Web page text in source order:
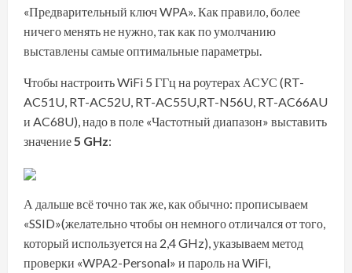
«Предварительный ключ WPA». Как правило, более
ничего менять не нужно, так как по умолчанию
выставлены самые оптимальные параметры.
Чтобы настроить WiFi 5 ГГц на роутерах АСУС (RT-
AC51U, RT-AC52U, RT-AC55U,RT-N56U, RT-AC66AU
и AC68U), надо в поле «Частотный диапазон» выставить
значение5 GHz:
А дальше всё точно так же, как обычно: прописываем
«SSID»(желательно чтобы он немного отличался от того,
который используется на 2,4 GHz), указываем метод
проверки «WPA2-Personal» и пароль на WiFi,